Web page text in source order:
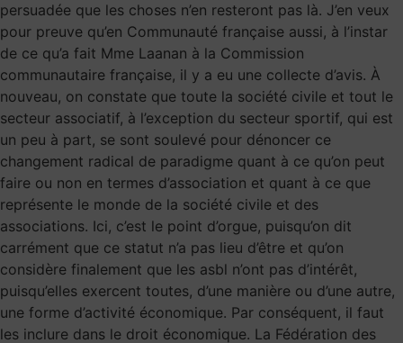
persuadée que les choses n’en resteront pas là. J’en veux
pour preuve qu’en Communauté française aussi, à l’instar
de ce qu’a fait Mme Laanan à la Commission
communautaire française, il y a eu une collecte d’avis. À
nouveau, on constate que toute la société civile et tout le
secteur associatif, à l’exception du secteur sportif, qui est
un peu à part, se sont soulevé pour dénoncer ce
changement radical de paradigme quant à ce qu’on peut
faire ou non en termes d’association et quant à ce que
représente le monde de la société civile et des
associations. Ici, c’est le point d’orgue, puisqu’on dit
carrément que ce statut n’a pas lieu d’être et qu’on
considère finalement que les asbl n’ont pas d’intérêt,
puisqu’elles exercent toutes, d’une manière ou d’une autre,
une forme d’activité économique. Par conséquent, il faut
les inclure dans le droit économique. La Fédération des